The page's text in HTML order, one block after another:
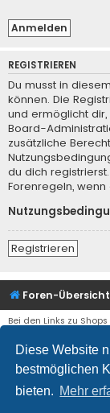
Diese Website
bestmöglichen
bieten. Mehr
REGISTRIEREN
Du musst in
können. Die
und ermöglicht dir,
Board-
zusätzliche
du dich
Forenregeln,
Registrieren
Foren-Übersicht
Bei den Links zu
Stern (*)
den Kauf
Umsatzbeteiligung
Einnahmen